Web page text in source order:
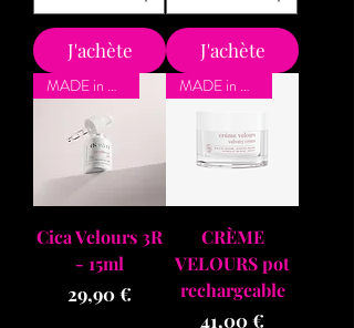
J'achète J'achète
MADE in BZH
Cica Velours 3R
- 15ml
Prix
29,90 €
MADE in BZH
CRÈME
VELOURS pot
rechargeable
Prix
41,00 €